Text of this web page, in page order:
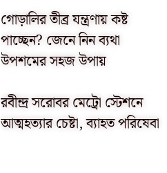
গোড়ালির তীব্র যন্ত্রণায় কষ্ট
পাচ্ছেন? জেনে নিন ব্যথা
উপশমের সহজ উপায়
রবীন্দ্র সরোবর মেট্রো স্টেশনে
আত্মহত্যার চেষ্টা, ব্যাহত পরিষেবা